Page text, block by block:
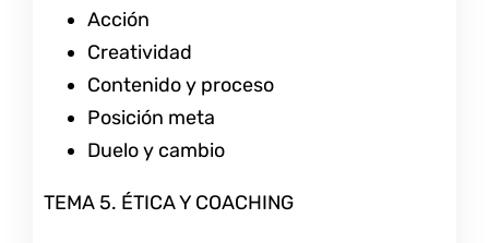
Acción
Creatividad
Contenido y proceso
Posición meta
Duelo y cambio
TEMA 5. ÉTICA Y COACHING